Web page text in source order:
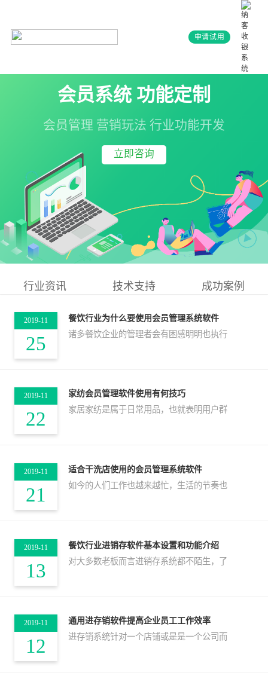
申请试用
会员系统 功能定制
会员管理 营销玩法 行业功能开发
立即咨询
行业资讯 技术支持 成功案例
2019-11
25
餐饮行业为什么要使用会员管理系统软件
诸多餐饮企业的管理者会有困感明明也执行
2019-11
22
家纺会员管理软件使用有何技巧
家居家纺是属于日常用品，也就表明用户群
2019-11
21
适合干洗店使用的会员管理系统软件
如今的人们工作也越来越忙，生活的节奏也
2019-11
13
餐饮行业进销存软件基本设置和功能介绍
对大多数老板而言进销存系统都不陌生，了
2019-11
12
通用进存销软件提高企业员工工作效率
进存销系统针对一个店铺或是是一个公司而